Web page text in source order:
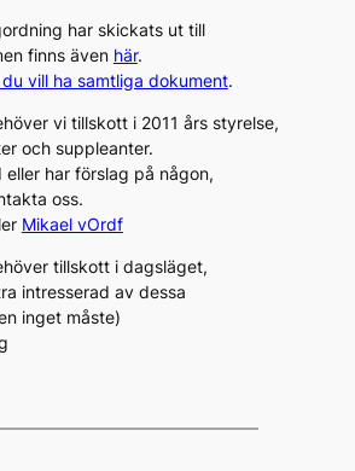
har skickats ut till
finns även här.
vill ha samtliga dokument.
vi tillskott i 2011 års styrelse,
och suppleanter.
eller har förslag på någon,
oss.
Mikael vOrdf
tillskott i dagsläget,
intresserad av dessa
inget måste)